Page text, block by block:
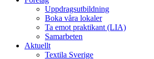
Uppdragsutbildning
Boka våra lokaler
Ta emot praktikant (LIA)
Samarbeten
Aktuellt
Textila Sverige